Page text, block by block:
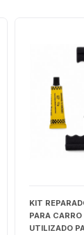
KIT
PARA
UTILIZADO